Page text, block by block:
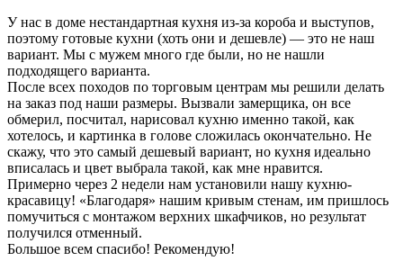
У нас в доме нестандартная кухня из-за короба и выступов,
поэтому готовые кухни (хоть они и дешевле) — это не наш
вариант. Мы с мужем много где были, но не нашли
подходящего варианта.
После всех походов по торговым центрам мы решили делать
на заказ под наши размеры. Вызвали замерщика, он все
обмерил, посчитал, нарисовал кухню именно такой, как
хотелось, и картинка в голове сложилась окончательно. Не
скажу, что это самый дешевый вариант, но кухня идеально
вписалась и цвет выбрала такой, как мне нравится.
Примерно через 2 недели нам установили нашу кухню-
красавицу! «Благодаря» нашим кривым стенам, им пришлось
помучиться с монтажом верхних шкафчиков, но результат
получился отменный.
Большое всем спасибо! Рекомендую!